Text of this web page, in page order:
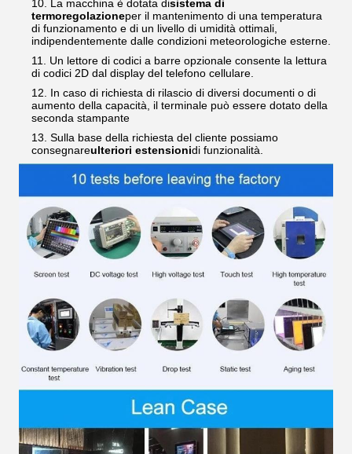
La macchina è dotata disistema di
termoregolazioneper il mantenimento di una temperatura
di funzionamento e di un livello di umidità ottimali,
indipendentemente dalle condizioni meteorologiche esterne.
Un lettore di codici a barre opzionale consente la lettura
di codici 2D dal display del telefono cellulare.
In caso di richiesta di rilascio di diversi documenti o di
aumento della capacità, il terminale può essere dotato della
seconda stampante
Sulla base della richiesta del cliente possiamo
consegnareulteriori estensionidi funzionalità.